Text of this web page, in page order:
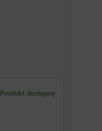
Produkt dostępny